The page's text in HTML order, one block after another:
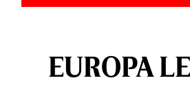
EUROPA